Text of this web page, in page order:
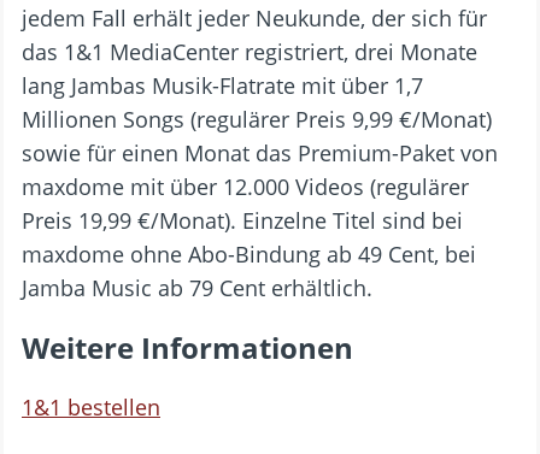
jedem Fall erhält jeder Neukunde, der sich für
das 1&1 MediaCenter registriert, drei Monate
lang Jambas Musik-Flatrate mit über 1,7
Millionen Songs (regulärer Preis 9,99 €/Monat)
sowie für einen Monat das Premium-Paket von
maxdome mit über 12.000 Videos (regulärer
Preis 19,99 €/Monat). Einzelne Titel sind bei
maxdome ohne Abo-Bindung ab 49 Cent, bei
Jamba Music ab 79 Cent erhältlich.
Weitere Informationen
1&1 bestellen